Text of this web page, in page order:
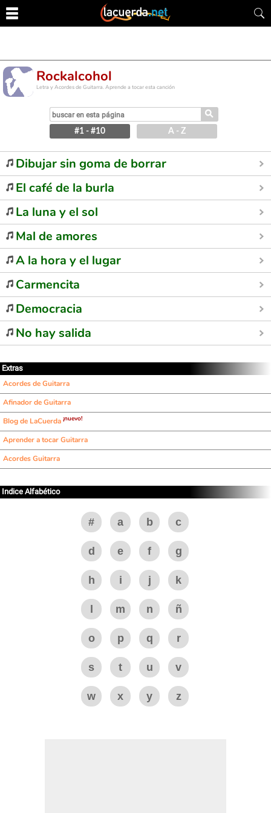
Rockalcohol
Letra y Acordes de Guitarra. Aprende a tocar esta canción
⚲
#1 - #10 A - Z
Dibujar sin goma de borrar
El café de la burla
La luna y el sol
Mal de amores
A la hora y el lugar
Carmencita
Democracia
No hay salida
Extras
Acordes de Guitarra
Afinador de Guitarra
Blog de LaCuerda ¡nuevo!
Aprender a tocar Guitarra
Acordes Guitarra
Indice Alfabético
# a b c
d e f g
h i j k
m n ñ
o p q r
s t u v
w x y z